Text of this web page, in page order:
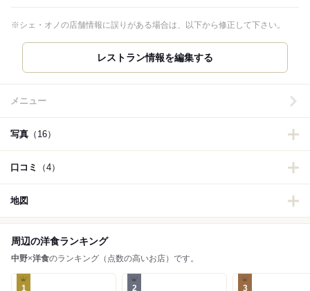
※シェ・オノの店舗情報に誤りがある場合は、以下から修正して下さい。
メニュー
写真 （16）
口コミ （4）
地図
周辺の洋食ランキング
中野×洋食のランキング（点数の高いお店）です。
1 2 3